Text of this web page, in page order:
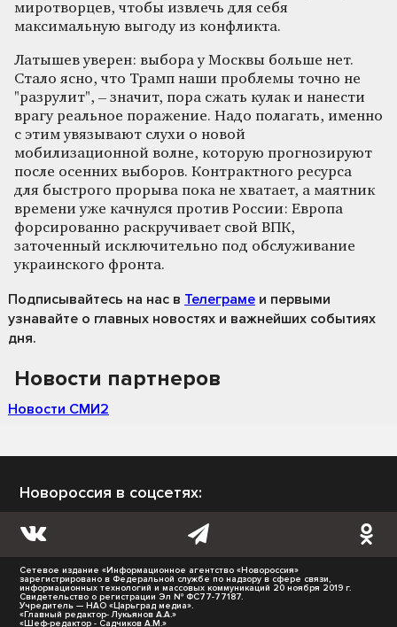
миротворцев, чтобы извлечь для себя
максимальную выгоду из конфликта.
Латышев уверен: выбора у Москвы больше нет.
Стало ясно, что Трамп наши проблемы точно не
"разрулит", – значит, пора сжать кулак и нанести
врагу реальное поражение. Надо полагать, именно
с этим увязывают слухи о новой
мобилизационной волне, которую прогнозируют
после осенних выборов. Контрактного ресурса
для быстрого прорыва пока не хватает, а маятник
времени уже качнулся против России: Европа
форсированно раскручивает свой ВПК,
заточенный исключительно под обслуживание
украинского фронта.
Подписывайтесь на нас в Телеграме и первыми
узнавайте о главных новостях и важнейших событиях
дня.
Новости партнеров
Новости СМИ2
Новороссия в соцсетях:
Сетевое издание «Информационное агентство «Новороссия»
зарегистрировано в Федеральной службе по надзору в сфере связи,
информационных технологий и массовых коммуникаций 20 ноября 2019 г.
Свидетельство о регистрации Эл № ФС77-77187.
Учредитель — НАО «Царьград медиа».
«Главный редактор- Лукьянов А.А.»
«Шеф-редактор - Садчиков А.М.»